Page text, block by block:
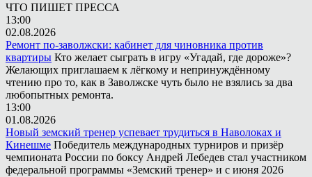
ЧТО ПИШЕТ ПРЕССА
13:00
02.08.2026
Ремонт по-заволжски: кабинет для чиновника против
квартиры Кто желает сыграть в игру «Угадай, где дороже»?
Желающих приглашаем к лёгкому и непринуждённому
чтению про то, как в Заволжске чуть было не взялись за два
любопытных ремонта.
13:00
01.08.2026
Новый земский тренер успевает трудиться в Наволоках и
Кинешме Победитель международных турниров и призёр
чемпионата России по боксу Андрей Лебедев стал участником
федеральной программы «Земский тренер» и с июня 2026